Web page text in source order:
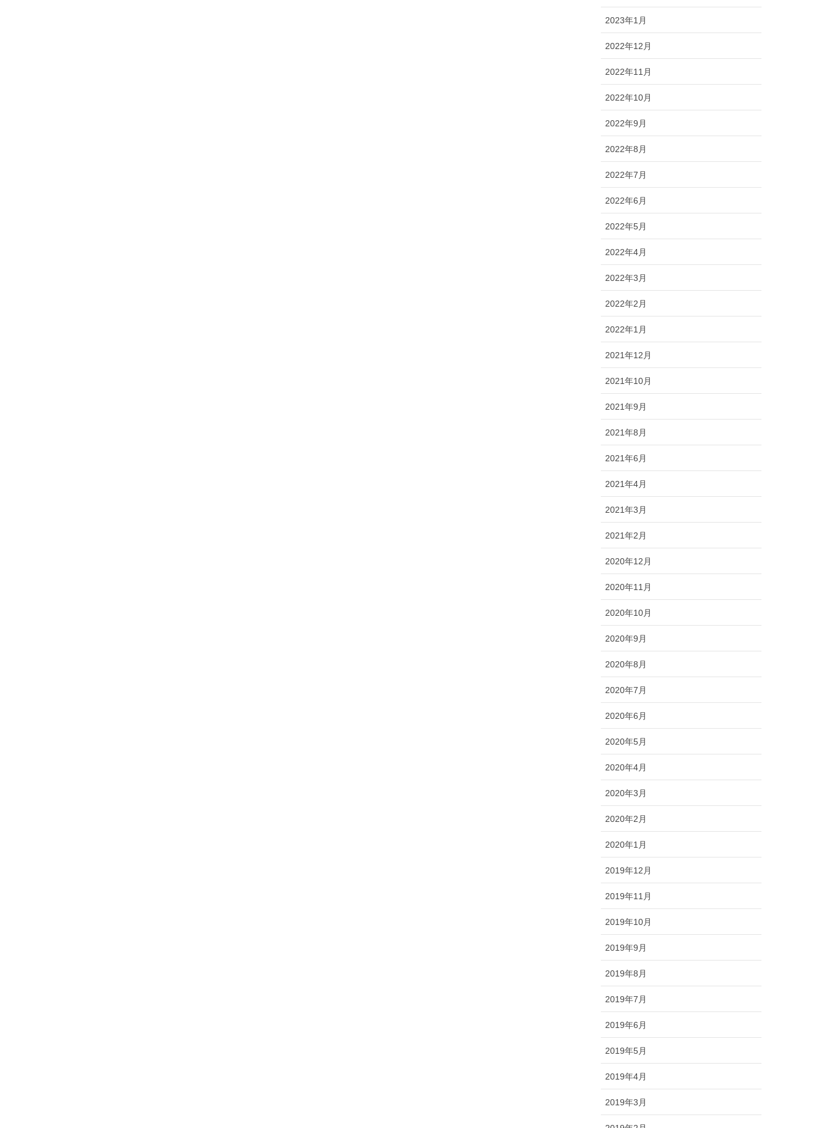
2023年1月
2022年12月
2022年11月
2022年10月
2022年9月
2022年8月
2022年7月
2022年6月
2022年5月
2022年4月
2022年3月
2022年2月
2022年1月
2021年12月
2021年10月
2021年9月
2021年8月
2021年6月
2021年4月
2021年3月
2021年2月
2020年12月
2020年11月
2020年10月
2020年9月
2020年8月
2020年7月
2020年6月
2020年5月
2020年4月
2020年3月
2020年2月
2020年1月
2019年12月
2019年11月
2019年10月
2019年9月
2019年8月
2019年7月
2019年6月
2019年5月
2019年4月
2019年3月